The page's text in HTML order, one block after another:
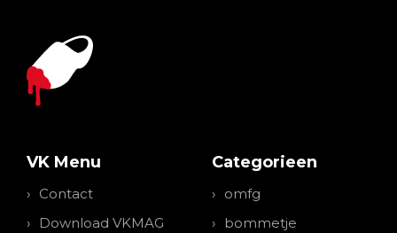
VK Menu
Contact
Download VKMAG
Categorieen
omfg
bommetje